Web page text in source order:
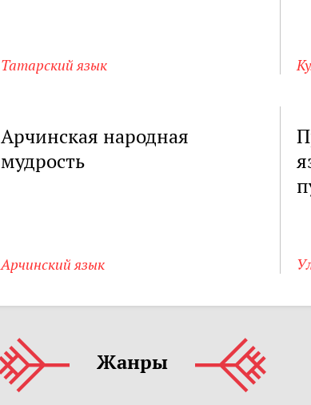
Татарский язык
Арчинская народная
мудрость
Арчинский язык
Жанры